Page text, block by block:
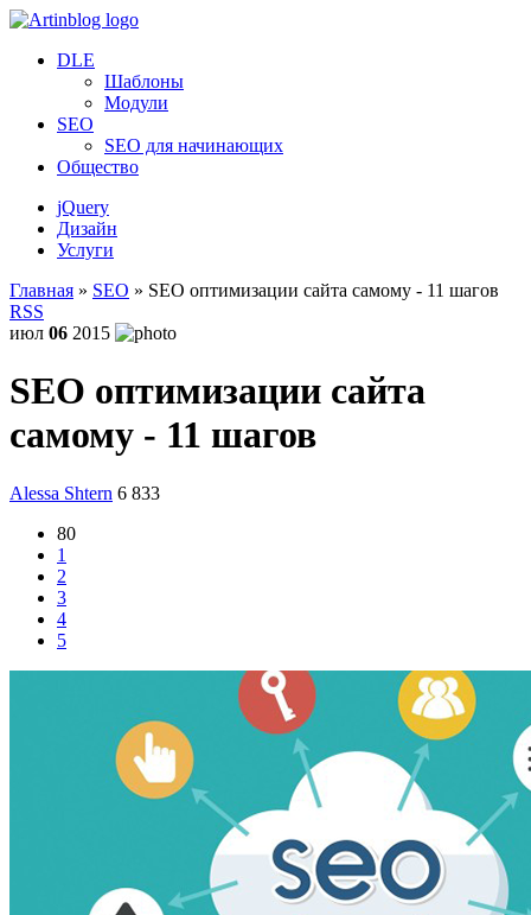
DLE
Шаблоны
Модули
SEO
SEO для начинающих
Общество
jQuery
Дизайн
Услуги
Главная » SEO » SEO оптимизации сайта самому - 11 шагов
RSS
июл 06 2015
SEO оптимизации сайта
самому - 11 шагов
Alessa Shtern 6 833
80
1
2
3
4
5